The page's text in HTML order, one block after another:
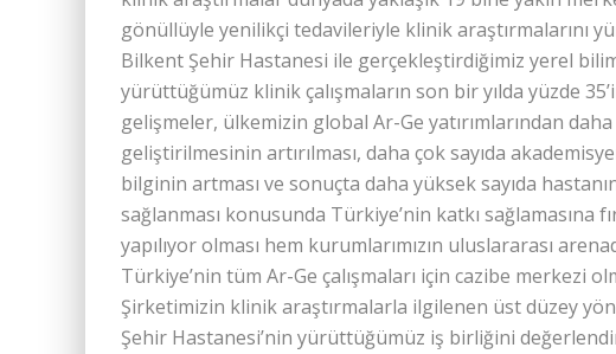
gönüllüyle yenilikçi tedavileriyle klinik araştırmalarını
Bilkent Şehir Hastanesi ile gerçekleştirdiğimiz yerel
yürüttüğümüz klinik çalışmaların son bir yılda yüzde
gelişmeler, ülkemizin global Ar-Ge yatırımlarından
geliştirilmesinin artırılması, daha çok sayıda
bilginin artması ve sonuçta daha yüksek sayıda
sağlanması konusunda Türkiye’nin katkı sağlamasına
yapılıyor olması hem kurumlarımızın uluslararası
Türkiye’nin tüm Ar-Ge çalışmaları için cazibe merkezi
Şirketimizin klinik araştırmalarla ilgilenen üst düzey
Şehir Hastanesi’nin yürüttüğümüz iş birliğini